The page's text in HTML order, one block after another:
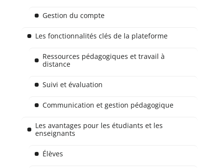
Gestion du compte
Les fonctionnalités clés de la plateforme
Ressources pédagogiques et travail à
distance
Suivi et évaluation
Communication et gestion pédagogique
Les avantages pour les étudiants et les
enseignants
Élèves